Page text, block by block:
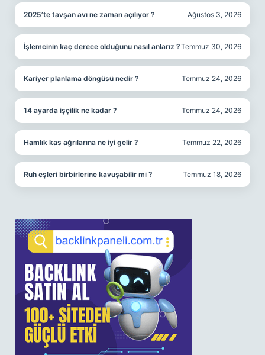
2025’te tavşan avı ne zaman açılıyor ? Ağustos 3, 2026
İşlemcinin kaç derece olduğunu nasıl anlarız ?Temmuz 30, 2026
Kariyer planlama döngüsü nedir ? Temmuz 24, 2026
14 ayarda işçilik ne kadar ? Temmuz 24, 2026
Hamlık kas ağrılarına ne iyi gelir ? Temmuz 22, 2026
Ruh eşleri birbirlerine kavuşabilir mi ? Temmuz 18, 2026